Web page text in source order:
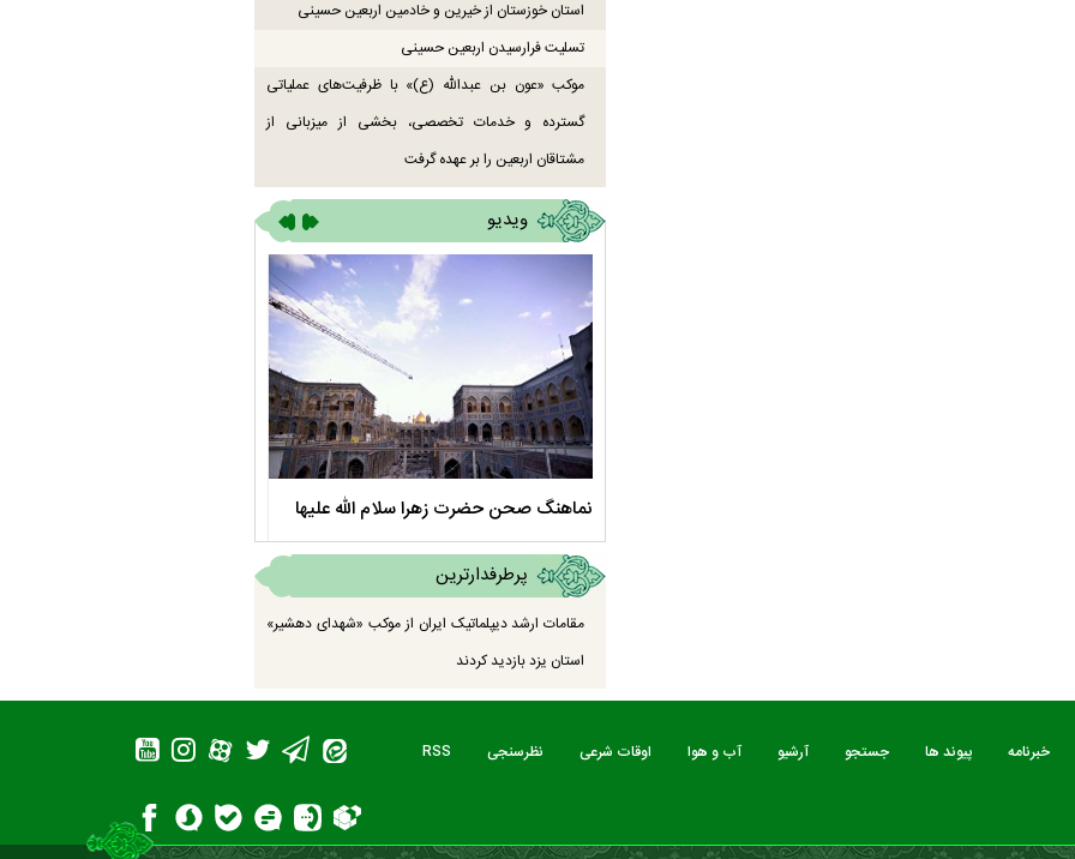
استان خوزستان از خیرین و خادمین اربعین حسینی
تسلیت فرارسیدن اربعین حسینی
موکب «عون بن عبدالله (ع)» با ظرفیت‌های عملیاتی
گسترده و خدمات تخصصی، بخشی از میزبانی از
مشتاقان اربعین را بر عهده گرفت
ویدیو
نماهنگ صحن حضرت زهرا سلام الله علیها
پرطرفدارترین
مقامات ارشد دیپلماتیک ایران از موکب «شهدای دهشیر»
استان یزد بازدید کردند
خبرنامه پیوند ها جستجو آرشیو آب و هوا اوقات شرعی نظرسنجی RSS